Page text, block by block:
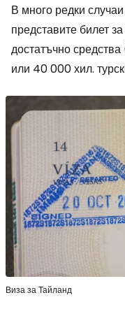
В много редки
представите билет
достатъчно
или 40 000 хил.
Виза за Тайланд